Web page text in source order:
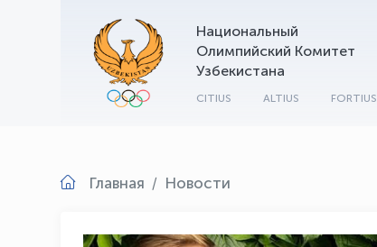
Национальный
Олимпийский Комитет
Узбекистана
CITIUS ALTIUS FORTIUS
Главная Новости